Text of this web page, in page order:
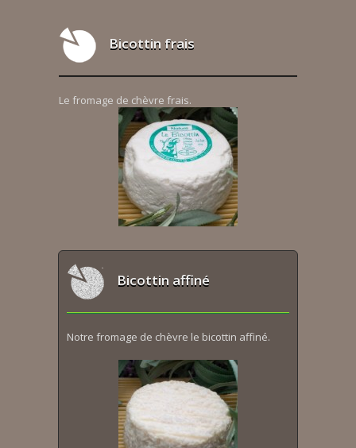
Bicottin frais
Le fromage de chèvre frais.
Bicottin affiné
Notre fromage de chèvre le bicottin affiné.